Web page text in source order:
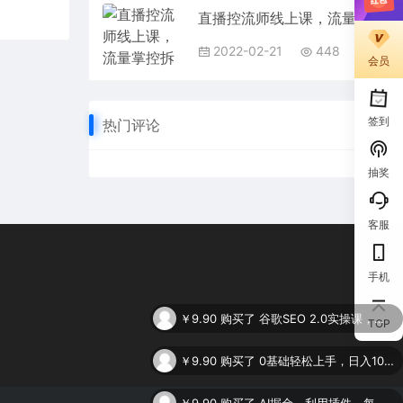
直播控流师线上课，流量掌控拆解认知，干货满满
2022-02-21 448
热门评论
会员
签到
抽奖
客服
手机
TOP
0基础轻松上手，日入1000+，AI一键生成原视频，多种变现方式